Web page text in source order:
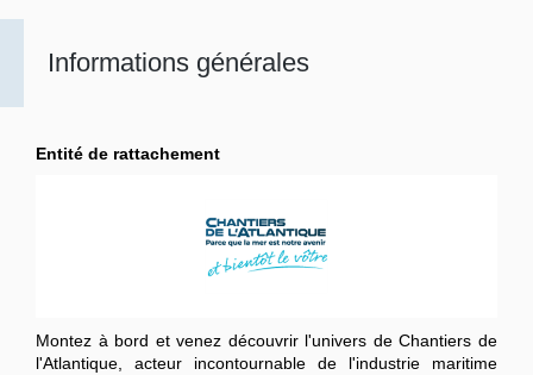
Informations générales
Entité de rattachement
Montez à bord et venez découvrir l'univers de Chantiers de
l'Atlantique, acteur incontournable de l'industrie maritime